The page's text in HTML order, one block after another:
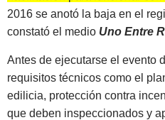
2016 se anotó la baja en el
constató el medio Uno Entre
Antes de ejecutarse el evento
requisitos técnicos como el
edilicia, protección contra
que deben inspeccionados y